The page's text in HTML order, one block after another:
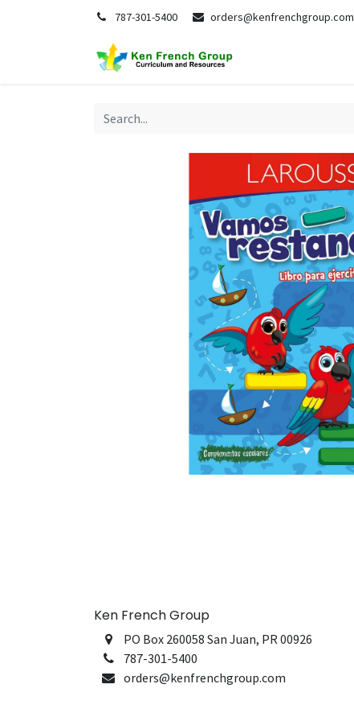
787-301-5400 orders@kenfrenchgroup.com
Ken French Group
PO Box 260058 San Juan, PR 00926
787-301-5400
orders@kenfrenchgroup.com